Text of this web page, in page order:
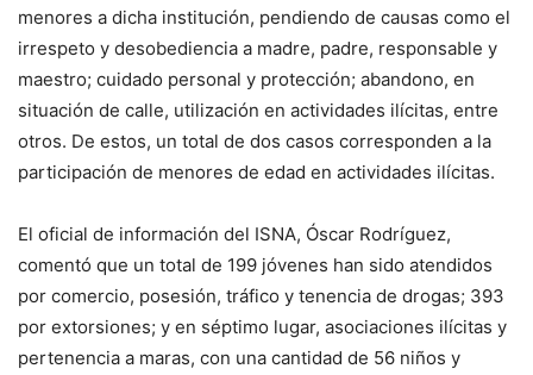
menores a dicha institución, pendiendo de causas como el
irrespeto y desobediencia a madre, padre, responsable y
maestro; cuidado personal y protección; abandono, en
situación de calle, utilización en actividades ilícitas, entre
otros. De estos, un total de dos casos corresponden a la
participación de menores de edad en actividades ilícitas.
El oficial de información del ISNA, Óscar Rodríguez,
comentó que un total de 199 jóvenes han sido atendidos
por comercio, posesión, tráfico y tenencia de drogas; 393
por extorsiones; y en séptimo lugar, asociaciones ilícitas y
pertenencia a maras, con una cantidad de 56 niños y